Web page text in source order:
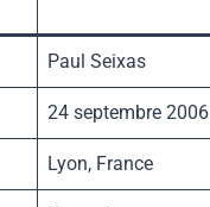
Paul Seixas
24 septembre 2006
Lyon, France